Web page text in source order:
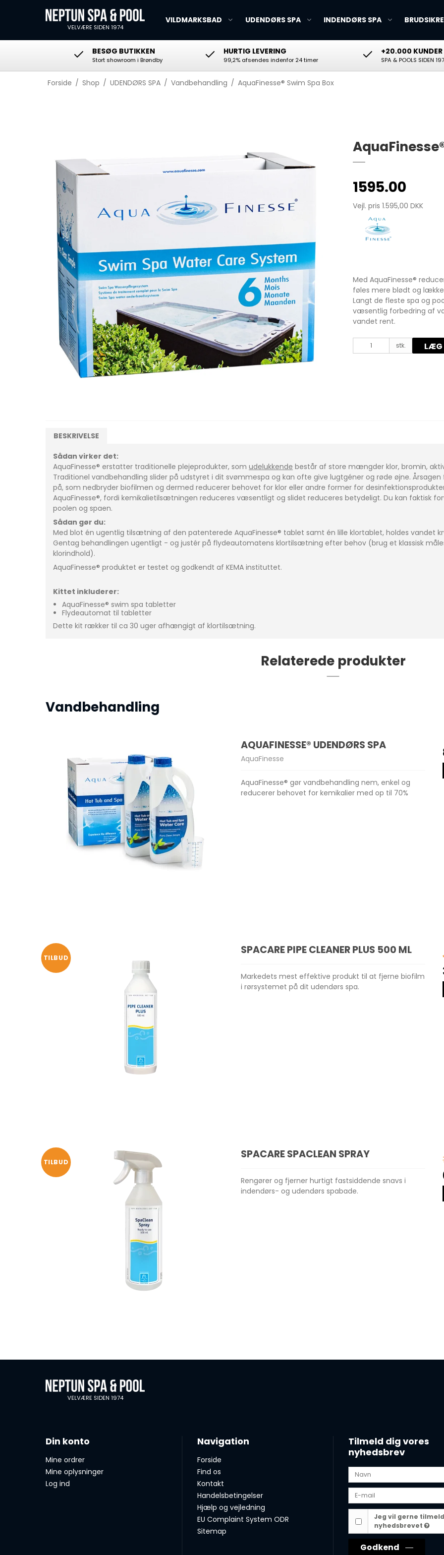
VELVÆRE SIDEN 1974
VILDMARKSBAD UDENDØRS SPA
Klor
Klorfri vandpleje
Teststrips
Hydropool filtre
Caldera Spas filtre
Marquis filtre
DROP filtre
Kirami filtre
Wellis filtre
Aquavia filtre
AL-KO dykpumpe
Marquis reservedele
INDENDØRS SPA
BESØG BUTIKKEN
Stort showroom i Brøndby
HURTIG LEVERING
99,2% afsendes indenfor 24 timer
+20.000 KUNDER
SPA & POOLS SIDEN
Forside / Shop / UDENDØRS SPA / Vandbehandling / AquaFinesse® Swim Spa Box
1595.00
Vejl. pris 1.595,00 DKK
Med AquaFinesse®
føles mere blødt og
Langt de fleste spa og
væsentlig forbedring af
vandet rent.
stk. LÆG
BESKRIVELSE
Sådan virker det:
AquaFinesse® erstatter traditionelle plejeprodukter, som udelukkende består af store mængder klor, bromin,
Traditionel vandbehandling slider på udstyret i dit svømmespa og kan ofte give lugtgéner og røde øjne. Årsagen
på, som nedbryder biofilmen og dermed reducerer behovet for klor eller andre former for
AquaFinesse®, fordi kemikalietilsætningen reduceres væsentligt og slidet reduceres betydeligt. Du kan faktisk
poolen og spaen.
Sådan gør du:
Med blot én ugentlig tilsætning af den patenterede AquaFinesse® tablet samt én lille klortablet, holdes vandet
Gentag behandlingen ugentligt - og justér på flydeautomatens klortilsætning efter behov (brug et klassisk
klorindhold).
AquaFinesse® produktet er testet og godkendt af KEMA instituttet.
Kittet inkluderer:
AquaFinesse® swim spa tabletter
Flydeautomat til tabletter
Dette kit rækker til ca 30 uger afhængigt af klortilsætning.
Relaterede produkter
Vandbehandling
AQUAFINESSE® UDENDØRS SPA
AquaFinesse
AquaFinesse® gør vandbehandling nem, enkel og
reducerer behovet for kemikalier med op til 70%
TILBUD
SPACARE PIPE CLEANER PLUS 500 ML
Markedets mest effektive produkt til at fjerne biofilm
i rørsystemet på dit udendørs spa.
TILBUD
SPACARE SPACLEAN SPRAY
Rengører og fjerner hurtigt fastsiddende snavs i
indendørs- og udendørs spabade.
VELVÆRE SIDEN 1974
Din konto
Mine ordrer
Mine oplysninger
Log ind
Navigation
Forside
Find os
Kontakt
Handelsbetingelser
Hjælp og vejledning
EU Complaint System ODR
Sitemap
Tilmeld dig vores
nyhedsbrev
Jeg vil gerne
nyhedsbrevet
Godkend